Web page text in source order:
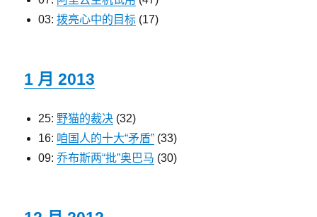
03: 拨亮心中的目标 (17)
1 月 2013
25: 野猫的裁决 (32)
16: 咱国人的十大“矛盾” (33)
09: 乔布斯两“批”奥巴马 (30)